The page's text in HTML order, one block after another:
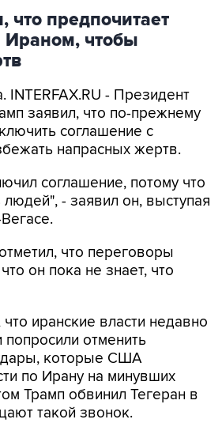
что предпочитает
Ираном, чтобы
INTERFAX.RU - Президент
заявил, что по-прежнему
соглашение с
напрасных жертв.
соглашение, потому что
людей", - заявил он, выступая
что переговоры
он пока не знает, что
иранские власти недавно
попросили отменить
которые США
по Ирану на минувших
Трамп обвинил Тегеран в
такой звонок.